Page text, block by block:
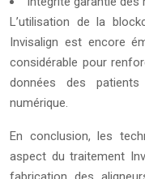
L’utilisation de la
Invisalign est encore
considérable pour
données des
numérique.
En conclusion, les
aspect du traitement